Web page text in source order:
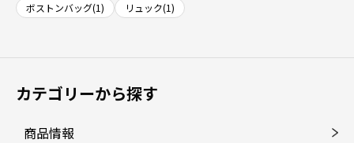
ボストンバッグ(1)
リュック(1)
カテゴリーから探す
商品情報